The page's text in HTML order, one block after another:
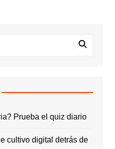
Prueba el quiz diario
cultivo digital detrás de